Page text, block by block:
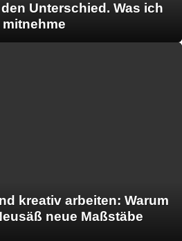
Unterschied. Was ich
mitnehme
kreativ arbeiten: Warum
neue Maßstäbe